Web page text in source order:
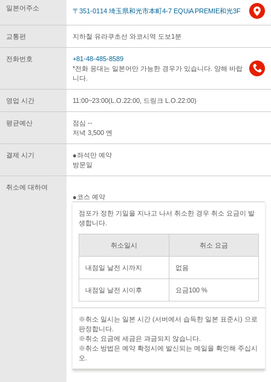
일본어주소 〒351-0114 埼玉県和光市本町4-7 EQUiA PREMIE和光3F
교통편 지하철 유라쿠초선 와코시역 도보1분
전화번호
+81-48-485-8589
*전화 응대는 일본어만 가능한 경우가 있습니다. 양해 바랍
니다.
영업 시간 11:00~23:00(L.O.22:00, 드링크 L.O.22:00)
평균예산
점심 --
저녁 3,500 엔
결제 시기
●좌석만 예약
방문일
취소에 대하여
●코스 예약
점포가 정한 기일을 지나고 나서 취소한 경우 취소 요금이 발
생합니다.
취소일시 취소 요금
내점일 날전 시까지 없음
내점일 날전 시이후 요금100 %
※취소 일시는 일본 시간 (서버에서 습득한 일본 표준시) 으로
판정합니다.
※취소 요금에 세금은 과금되지 않습니다.
※취소 방법은 예약 확정시에 발신되는 메일을 확인해 주십시
오.